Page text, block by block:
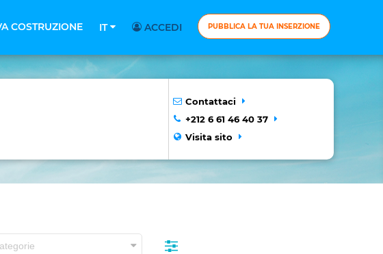
COSTRUZIONE IT ACCEDI PUBBLICA LA TUA INSERZIONE
Contattaci
+212 6 61 46 40 37
Visita sito